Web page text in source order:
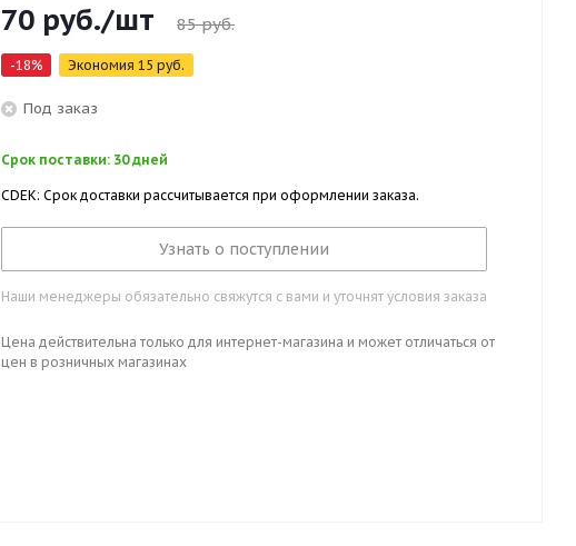
70 руб./шт 85руб.
-18% Экономия 15 руб.
Под заказ
Срок поставки: 30 дней
CDEK: Срок доставки рассчитывается при оформлении заказа.
Узнать о поступлении
Наши менеджеры обязательно свяжутся с вами и уточнят условия заказа
Цена действительна только для интернет-магазина и может отличаться от
цен в розничных магазинах